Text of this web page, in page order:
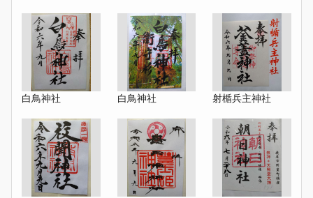
白鳥神社 白鳥神社 射楯兵主神社